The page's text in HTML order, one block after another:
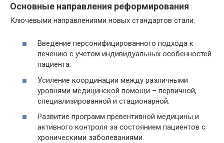
Основные направления реформирования
Ключевыми направлениями новых стандартов стали:
Введение персонифицированного подхода к
лечению с учетом индивидуальных особенностей
пациента.
Усиление координации между различными
уровнями медицинской помощи – первичной,
специализированной и стационарной.
Развитие программ превентивной медицины и
активного контроля за состоянием пациентов с
хроническими заболеваниями.